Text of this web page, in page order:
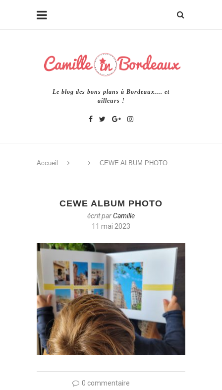
Le blog des bons plans à Bordeaux.... et
ailleurs !
Accueil CEWE ALBUM PHOTO
CEWE ALBUM PHOTO
écrit parCamille
11 mai 2023
0 commentaire